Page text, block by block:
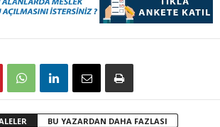
BU YAZARDAN DAHA FAZLASI